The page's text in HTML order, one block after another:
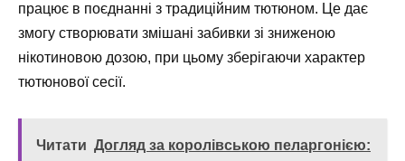
працює в поєднанні з традиційним тютюном. Це дає
змогу створювати змішані забивки зі зниженою
нікотиновою дозою, при цьому зберігаючи характер
тютюнової сесії.
Читати Догляд за королівською пеларгонією: